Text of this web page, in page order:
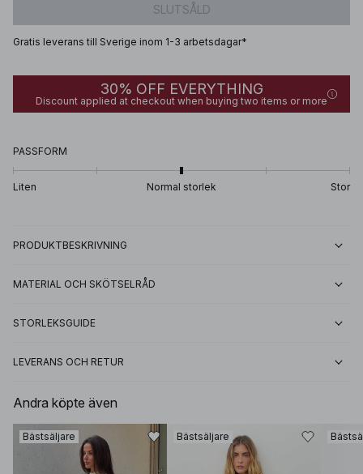
SLUTSÅLD
Gratis leverans till Sverige inom 1-3 arbetsdagar*
30% OFF EVERYTHING
Discount applied at checkout when buying two items or more
PASSFORM
Liten Normal storlek Stor
PRODUKTBESKRIVNING
MATERIAL OCH SKÖTSELRÅD
STORLEKSGUIDE
LEVERANS OCH RETUR
Andra köpte även
Bästsäljare Bästsäljare